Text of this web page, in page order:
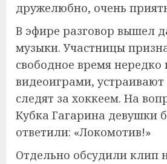
дружелюбно, очень
В эфире разговор вышел
музыки. Участницы
свободное время нередко
видеоиграми,
следят за хоккеем. На
Кубка Гагарина девушки
ответили: «Локомотив!»
Отдельно обсудили клип